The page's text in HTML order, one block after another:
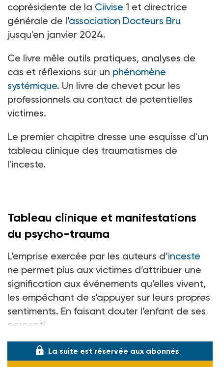
coprésidente de la Ciivise 1 et directrice
générale de l’association Docteurs Bru
jusqu'en janvier 2024.
Ce livre mêle outils pratiques, analyses de
cas et réflexions sur un phénomène
systémique. Un livre de chevet pour les
professionnels au contact de potentielles
victimes.
Le premier chapitre dresse une esquisse d'un
tableau clinique des traumatismes de
l'inceste.
Tableau clinique et manifestations
du psycho-trauma
L’emprise exercée par les auteurs d’inceste
ne permet plus aux victimes d’attribuer une
signification aux événements qu’elles vivent,
les empêchant de s’appuyer sur leurs propres
sentiments. En faisant douter l’enfant de ses
percepti
La suite est réservée aux abonnés